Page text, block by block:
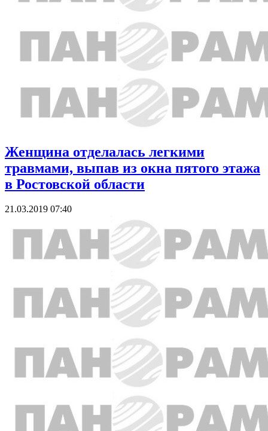
Женщина отделалась легкими
травмами, выпав из окна пятого этажа
в Ростовской области
21.03.2019 07:40